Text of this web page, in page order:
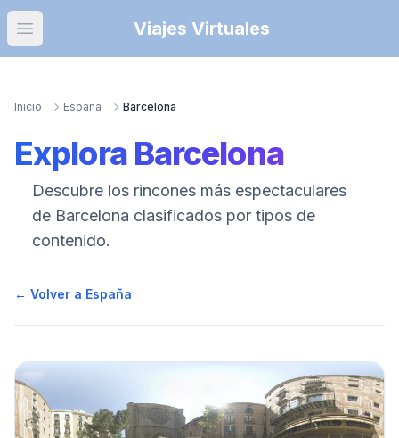
Open main menuViajes Virtuales
Inicio España Barcelona
Explora Barcelona
Descubre los rincones más espectaculares
de Barcelona clasificados por tipos de
contenido.
← Volver a España